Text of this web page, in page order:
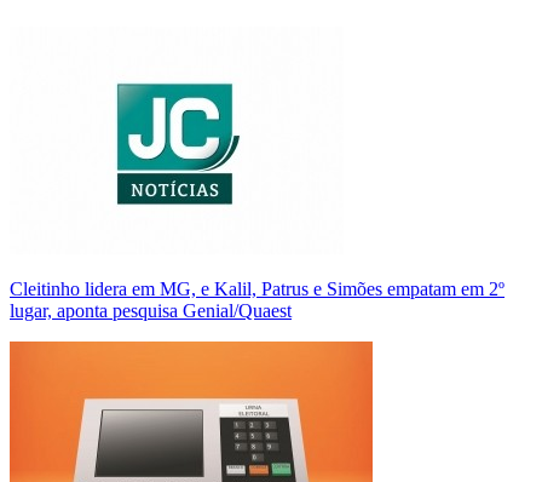
Cleitinho lidera em MG, e Kalil, Patrus e Simões empatam em 2º
lugar, aponta pesquisa Genial/Quaest